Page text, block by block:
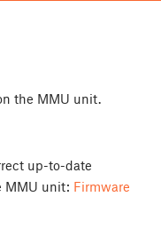
the MMU unit.
up-to-date
MMU unit: Firmware